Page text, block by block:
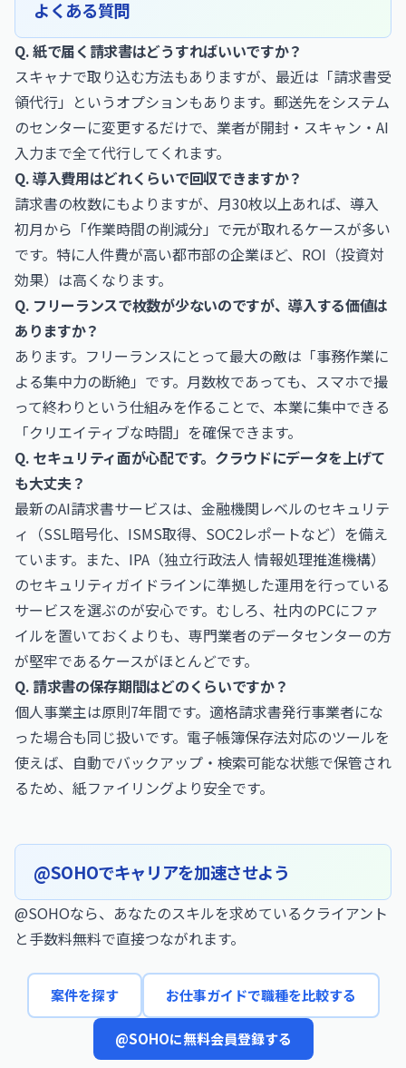
よくある質問
Q. 紙で届く請求書はどうすればいいですか？
スキャナで取り込む方法もありますが、最近は「請求書受
領代行」というオプションもあります。郵送先をシステム
のセンターに変更するだけで、業者が開封・スキャン・AI
入力まで全て代行してくれます。
Q. 導入費用はどれくらいで回収できますか？
請求書の枚数にもよりますが、月30枚以上あれば、導入
初月から「作業時間の削減分」で元が取れるケースが多い
です。特に人件費が高い都市部の企業ほど、ROI（投資対
効果）は高くなります。
Q. フリーランスで枚数が少ないのですが、導入する価値は
ありますか？
あります。フリーランスにとって最大の敵は「事務作業に
よる集中力の断絶」です。月数枚であっても、スマホで撮
って終わりという仕組みを作ることで、本業に集中できる
「クリエイティブな時間」を確保できます。
Q. セキュリティ面が心配です。クラウドにデータを上げて
も大丈夫？
最新のAI請求書サービスは、金融機関レベルのセキュリテ
ィ（SSL暗号化、ISMS取得、SOC2レポートなど）を備え
ています。また、IPA（独立行政法人 情報処理推進機構）
のセキュリティガイドラインに準拠した運用を行っている
サービスを選ぶのが安心です。むしろ、社内のPCにファ
イルを置いておくよりも、専門業者のデータセンターの方
が堅牢であるケースがほとんどです。
Q. 請求書の保存期間はどのくらいですか？
個人事業主は原則7年間です。適格請求書発行事業者にな
った場合も同じ扱いです。電子帳簿保存法対応のツールを
使えば、自動でバックアップ・検索可能な状態で保管され
るため、紙ファイリングより安全です。
@SOHOでキャリアを加速させよう
@SOHOなら、あなたのスキルを求めているクライアント
と手数料無料で直接つながれます。
案件を探す お仕事ガイドで職種を比較する
@SOHOに無料会員登録する